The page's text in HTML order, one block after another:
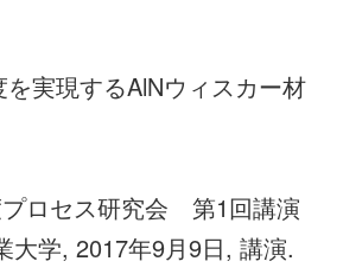
を実現するAlNウィスカー材
ロセス研究会 第1回講演
大学, 2017年9月9日, 講演.